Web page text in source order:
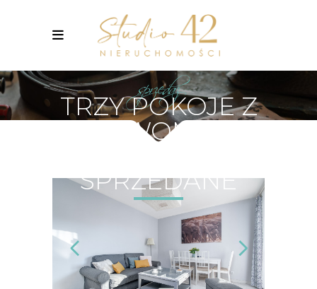
sprzedaz
TRZY POKOJE Z
DWOMA
SPRZEDANE